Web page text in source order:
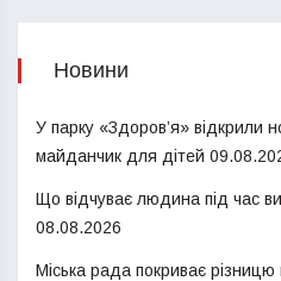
Новини
У парку «Здоров’я» відкрили
майданчик для дітей
Що відчуває людина під час
08.08.2026
Міська рада покриває різницю